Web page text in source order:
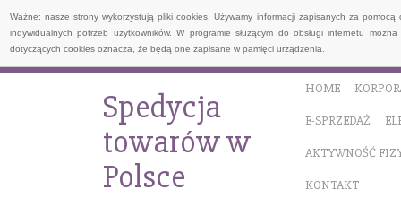
Ważne: nasze strony wykorzystują pliki cookies. Używamy informacji zapisanych za
indywidualnych potrzeb użytkowników. W programie służącym do obsługi internetu
dotyczących cookies oznacza, że będą one zapisane w pamięci urządzenia.
HOME
E-SPRZEDAŻ
AKTYWNOŚĆ
KONTAKT
Spedycja
towarów w
Polsce